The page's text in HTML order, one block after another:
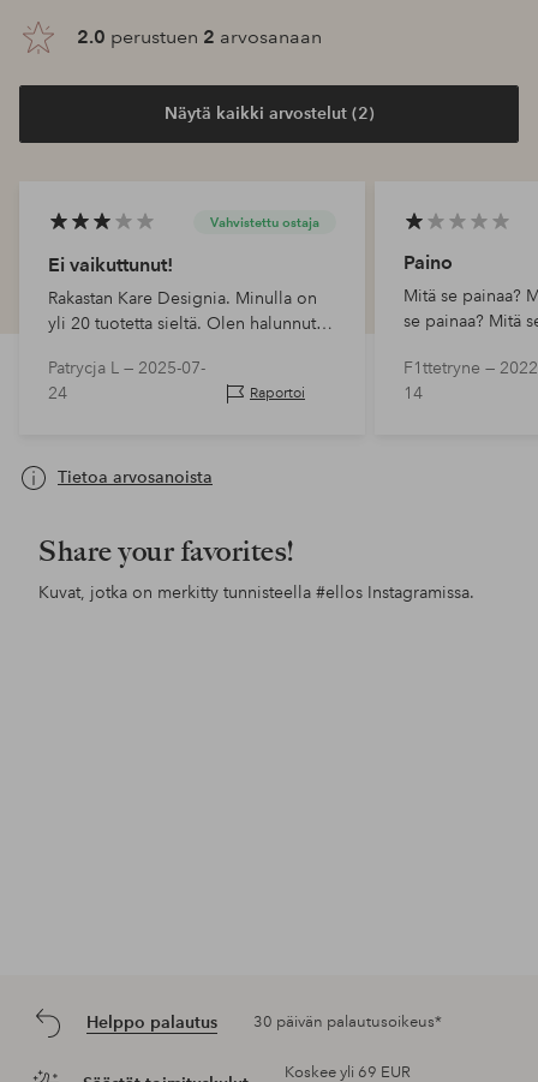
2.0 perustuen 2 arvosanaan
Näytä kaikki arvostelut (2)
Vahvistettu ostaja
Ei vaikuttunut!
Rakastan Kare Designia. Minulla on
yli 20 tuotetta sieltä. Olen halunnut
pettynyt siihen, kuinka kevyt se on.
1200 kruunulla se tuntuu maalatulta
Patrycja L — 2025-07-
24
Raportoi
Paino
Mitä se painaa?
se painaa? Mitä
F1ttetryne —
14
Tietoa arvosanoista
Share your favorites!
Kuvat, jotka on merkitty tunnisteella #ellos Instagramissa.
Helppo palautus 30 päivän palautusoikeus*
Koskee yli 69 EUR